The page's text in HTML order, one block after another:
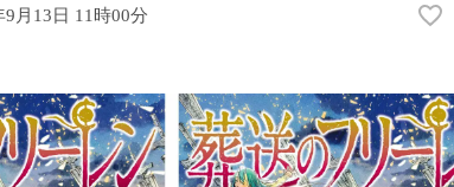
9月13日 11時00分
い
！
数
を
読